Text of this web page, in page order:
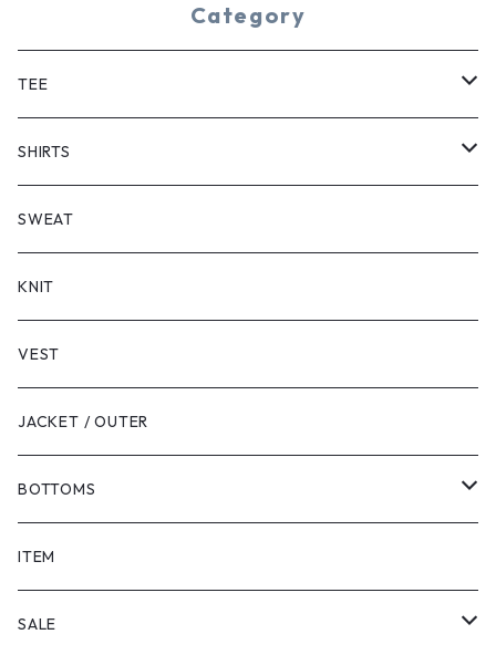
Category
TEE
SHORT SLEEVE
LONG SLEEVE
SHIRTS
SHORT SLEEVE
LONG SLEEVE
SWEAT
KNIT
VEST
JACKET / OUTER
BOTTOMS
SHORTS
PANTS
ITEM
SALE